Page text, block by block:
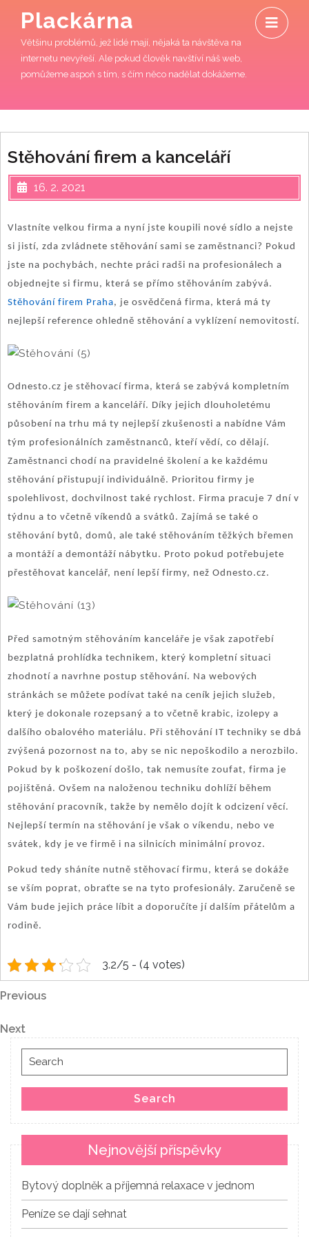
content
Plackárna
Většinu problémů, jež lidé mají, nějaká ta návštěva na
internetu nevyřeší. Ale pokud člověk navštíví náš web,
pomůžeme aspoň s tím, s čím něco nadělat dokážeme.
Stěhování firem a kanceláří
16. 2. 2021
Vlastníte velkou firma a nyní jste koupili nové sídlo a nejste
si jistí, zda zvládnete stěhování sami se zaměstnanci? Pokud
jste na pochybách, nechte práci radši na profesionálech a
objednejte si firmu, která se přímo stěhováním zabývá.
Stěhování firem Praha, je osvědčená firma, která má ty
nejlepší reference ohledně stěhování a vyklízení nemovitostí.
Odnesto.cz je stěhovací firma, která se zabývá kompletním
stěhováním firem a kanceláří. Díky jejich dlouholetému
působení na trhu má ty nejlepší zkušenosti a nabídne Vám
tým profesionálních zaměstnanců, kteří vědí, co dělají.
Zaměstnanci chodí na pravidelné školení a ke každému
stěhování přistupují individuálně. Prioritou firmy je
spolehlivost, dochvilnost také rychlost. Firma pracuje 7 dní v
týdnu a to včetně víkendů a svátků. Zajímá se také o
stěhování bytů, domů, ale také stěhováním těžkých břemen
a montáží a demontáží nábytku. Proto pokud potřebujete
přestěhovat kancelář, není lepší firmy, než Odnesto.cz.
Před samotným stěhováním kanceláře je však zapotřebí
bezplatná prohlídka technikem, který kompletní situaci
zhodnotí a navrhne postup stěhování. Na webových
stránkách se můžete podívat také na ceník jejich služeb,
který je dokonale rozepsaný a to včetně krabic, izolepy a
dalšího obalového materiálu. Při stěhování IT techniky se dbá
zvýšená pozornost na to, aby se nic nepoškodilo a nerozbilo.
Pokud by k poškození došlo, tak nemusíte zoufat, firma je
pojištěná. Ovšem na naloženou techniku dohlíží během
stěhování pracovník, takže by nemělo dojít k odcizení věcí.
Nejlepší termín na stěhování je však o víkendu, nebo ve
svátek, kdy je ve firmě i na silnicích minimální provoz.
Pokud tedy sháníte nutně stěhovací firmu, která se dokáže
se vším poprat, obraťte se na tyto profesionály. Zaručeně se
Vám bude jejich práce líbit a doporučíte jí dalším přátelům a
rodině.
3.2/5 - (4 votes)
Navigace
pro
příspěvek
Previous
Previous
Next
Post
Next
Search
for:
Search
Nejnovější příspěvky
Bytový doplněk a příjemná relaxace v jednom
Peníze se dají sehnat